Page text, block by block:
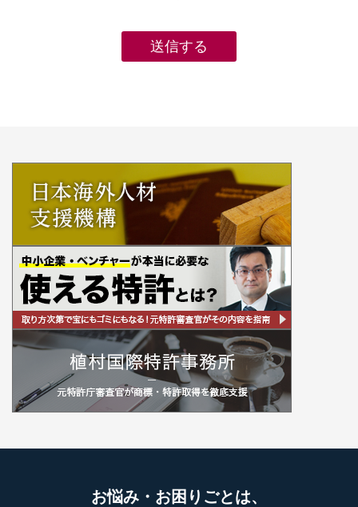
お悩み・お困りごとは、